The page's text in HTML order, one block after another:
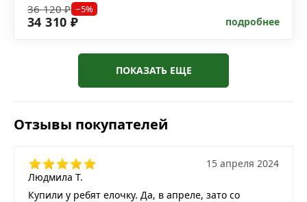
36 120 ₽ −5%
34 310 ₽ подробнее
ПОКАЗАТЬ ЕЩЕ
Отзывы покупателей
Людмила Т.
15 апреля 2024
Купили у ребят елочку. Да, в апреле, зато со